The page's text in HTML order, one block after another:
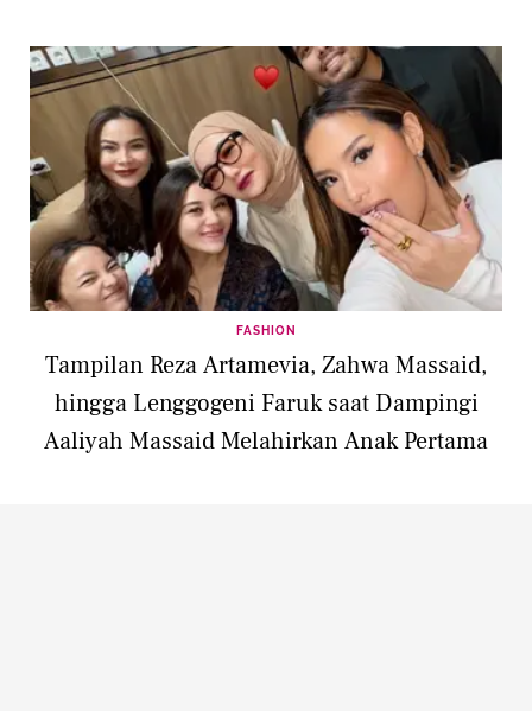
FASHION
Tampilan Reza Artamevia, Zahwa Massaid,
hingga Lenggogeni Faruk saat Dampingi
Aaliyah Massaid Melahirkan Anak Pertama